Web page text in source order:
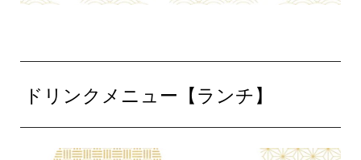
ドリンクメニュー【ランチ】